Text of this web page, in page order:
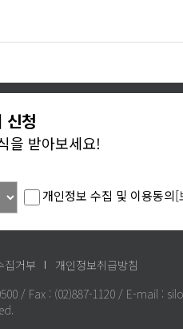
신청
을 받아보세요!
개인정보 수집 및 이용동의[
집거부
개인정보취급방침
/ Fax : (02)887-1120 / E-mail :